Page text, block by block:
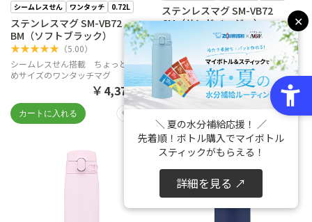
シームレスせん
ワンタッチ 0.72L
ステンレスマグ SM-VB72
BM（ソフトブラック）
★★★★★ （5.00）
シームレスせん搭載 ちょっと大き
めサイズのワンタッチマグ
￥4,378 (税込)
ステンレスマグ SM-VB72
CM（サンドベージュ）
★★ （4.00）
シームレスせん搭載 ちょっと大き
めサイズのワンタッチマグ
￥4,378
✕
＼ 夏の水分補給応援！ ／
先着順！ボトル購入でマイボトル
スティックがもらえる！
詳細を見る ↗